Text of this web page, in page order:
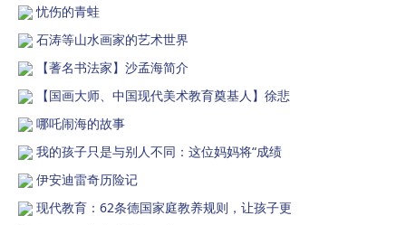
忧伤的青蛙
石涛等山水画家的艺术世界
【蓍名书法家】沙孟海简介
【国画大师、中国现代美术教育奠基人】徐悲
哪吒闹海的故事
我的孩子只是与别人不同：这位妈妈将“成绩
伊安迪雷奇历险记
现代教育：62条德国家庭教养规则，让孩子更